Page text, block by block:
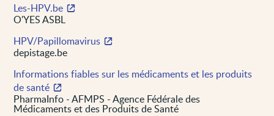
Les-HPV.be
O'YES ASBL
HPV/Papillomavirus
depistage.be
Informations fiables sur les médicaments et les produits
de santé
PharmaInfo - AFMPS - Agence Fédérale des
Médicaments et des Produits de Santé